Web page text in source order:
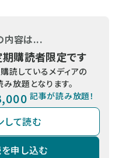
内容は...
期購読者限定です
読しているメディアの
放題となります。
記事が読み放題！
して読む
申し込む